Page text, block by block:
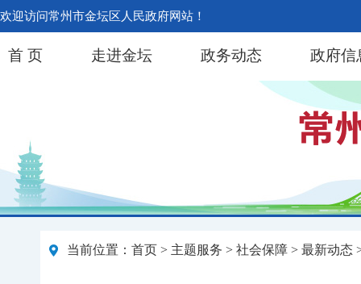
欢迎访问常州市金坛区人民政府网站！
首 页 走进金坛 政务动态 政府信
当前位置： 首页 > 主题服务 > 社会保障 > 最新动态